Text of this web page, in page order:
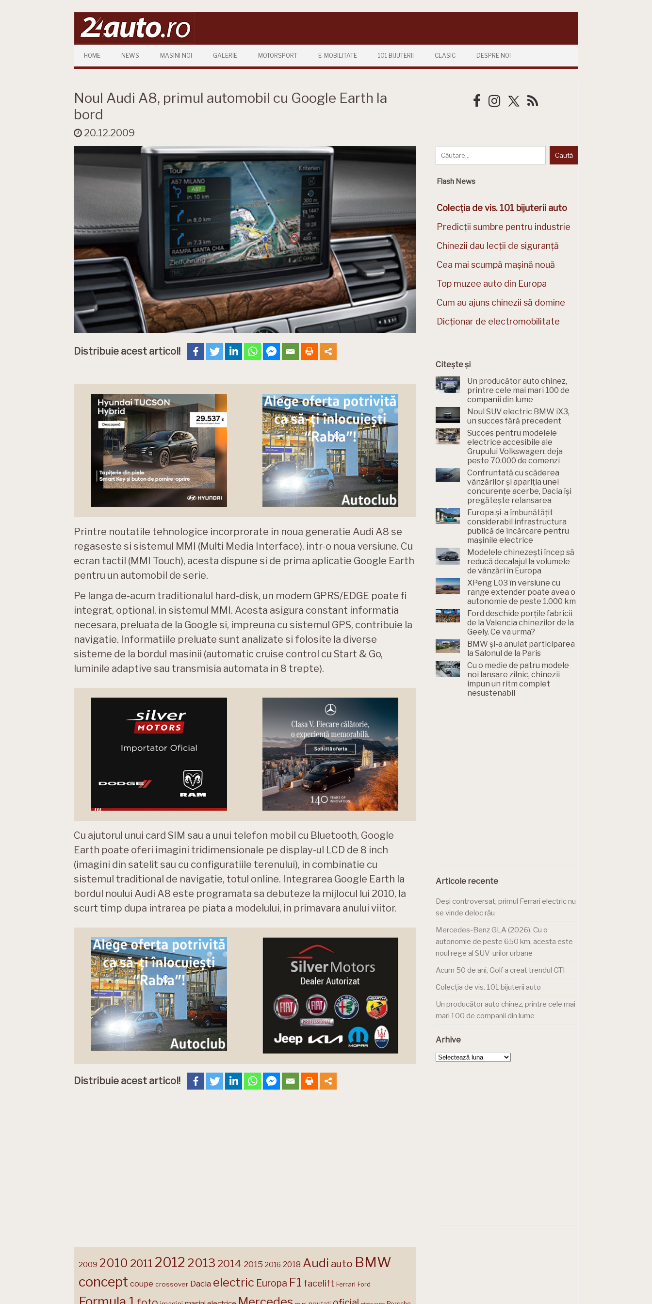
HOME NEWS MASINI NOI GALERIE MOTORSPORT E-MOBILITATE 101 BIJUTERII CLASIC DESPRE NOI
Noul Audi A8, primul automobil cu Google Earth la
bord
20.12.2009
Distribuie acest articol!
Printre noutatile tehnologice incorprorate in noua generatie Audi A8 se
regaseste si sistemul MMI (Multi Media Interface), intr-o noua versiune. Cu
ecran tactil (MMI Touch), acesta dispune si de prima aplicatie Google Earth
pentru un automobil de serie.
Pe langa de-acum traditionalul hard-disk, un modem GPRS/EDGE poate fi
integrat, optional, in sistemul MMI. Acesta asigura constant informatia
necesara, preluata de la Google si, impreuna cu sistemul GPS, contribuie la
navigatie. Informatiile preluate sunt analizate si folosite la diverse
sisteme de la bordul masinii (automatic cruise control cu Start & Go,
luminile adaptive sau transmisia automata in 8 trepte).
Cu ajutorul unui card SIM sau a unui telefon mobil cu Bluetooth, Google
Earth poate oferi imagini tridimensionale pe display-ul LCD de 8 inch
(imagini din satelit sau cu configuratiile terenului), in combinatie cu
sistemul traditional de navigatie, totul online. Integrarea Google Earth la
bordul noului Audi A8 este programata sa debuteze la mijlocul lui 2010, la
scurt timp dupa intrarea pe piata a modelului, in primavara anului viitor.
Distribuie acest articol!
Flash News
Colecția de vis. 101 bijuterii auto
Predicții sumbre pentru industrie
Chinezii dau lecții de siguranță
Cea mai scumpă mașină nouă
Top muzee auto din Europa
Cum au ajuns chinezii să domine
Dicționar de electromobilitate
Citește și
Un producător auto chinez,
printre cele mai mari 100 de
companii din lume
Noul SUV electric BMW iX3,
un succes fără precedent
Succes pentru modelele
electrice accesibile ale
Grupului Volkswagen: deja
peste 70.000 de comenzi
Confruntată cu scăderea
vânzărilor și apariția unei
concurențe acerbe, Dacia își
pregătește relansarea
Europa și-a îmbunătățit
considerabil infrastructura
publică de încărcare pentru
mașinile electrice
Modelele chinezești încep să
reducă decalajul la volumele
de vânzări în Europa
XPeng L03 în versiune cu
range extender poate avea o
autonomie de peste 1.000 km
Ford deschide porțile fabricii
de la Valencia chinezilor de la
Geely. Ce va urma?
BMW și-a anulat participarea
la Salonul de la Paris
Cu o medie de patru modele
noi lansare zilnic, chinezii
impun un ritm complet
nesustenabil
Articole recente
Deși controversat, primul Ferrari electric nu
se vinde deloc rău
Mercedes-Benz GLA (2026). Cu o
autonomie de peste 650 km, acesta este
noul rege al SUV-urilor urbane
Acum 50 de ani, Golf a creat trendul GTI
Colecția de vis. 101 bijuterii auto
Un producător auto chinez, printre cele mai
mari 100 de companii din lume
Arhive
Arhive
2009 2010 2011 2012 2013 2014 2015 2016 2018 Audi auto BMW
concept coupe crossover Dacia electric Europa F1 facelift Ferrari Ford